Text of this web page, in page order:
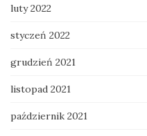
luty 2022
styczeń 2022
grudzień 2021
listopad 2021
październik 2021